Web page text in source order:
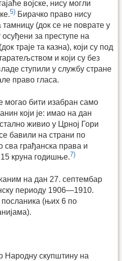
војске, нису могли
5) Бирачко право нису
тамницу (док се не поврате у
осуђени за преступе на
траје та казна), који су под
и који су без
ступили у службу стране
право гласа.
могао бити изабран само
који је: имао на дан
живио у Црној Гори
бавили на страни по
грађанска права и
круна годишње.7)
на дан 27. септембар
периоду 1906—1910.
посланика (њих 6 по
Народну скупштину на